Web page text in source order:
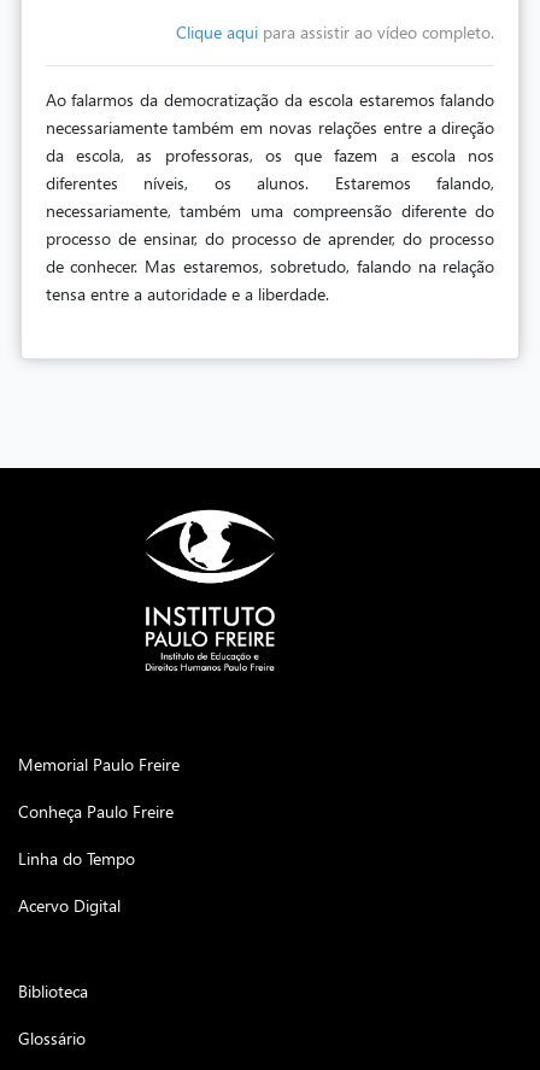
Clique aqui para assistir ao vídeo completo.
Ao falarmos da democratização da escola estaremos falando
necessariamente também em novas relações entre a direção
da escola, as professoras, os que fazem a escola nos
diferentes níveis, os alunos. Estaremos falando,
necessariamente, também uma compreensão diferente do
processo de ensinar, do processo de aprender, do processo
de conhecer. Mas estaremos, sobretudo, falando na relação
tensa entre a autoridade e a liberdade.
Memorial Paulo Freire
Conheça Paulo Freire
Linha do Tempo
Acervo Digital
Biblioteca
Glossário